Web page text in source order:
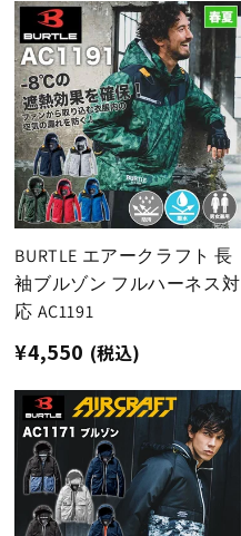
価
格
BURTLE エアークラフト 長
袖ブルゾン フルハーネス対
応 AC1191
通
価
格
¥4,550 (税込)